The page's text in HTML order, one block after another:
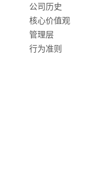
公司历史
核心价值观
管理层
行为准则